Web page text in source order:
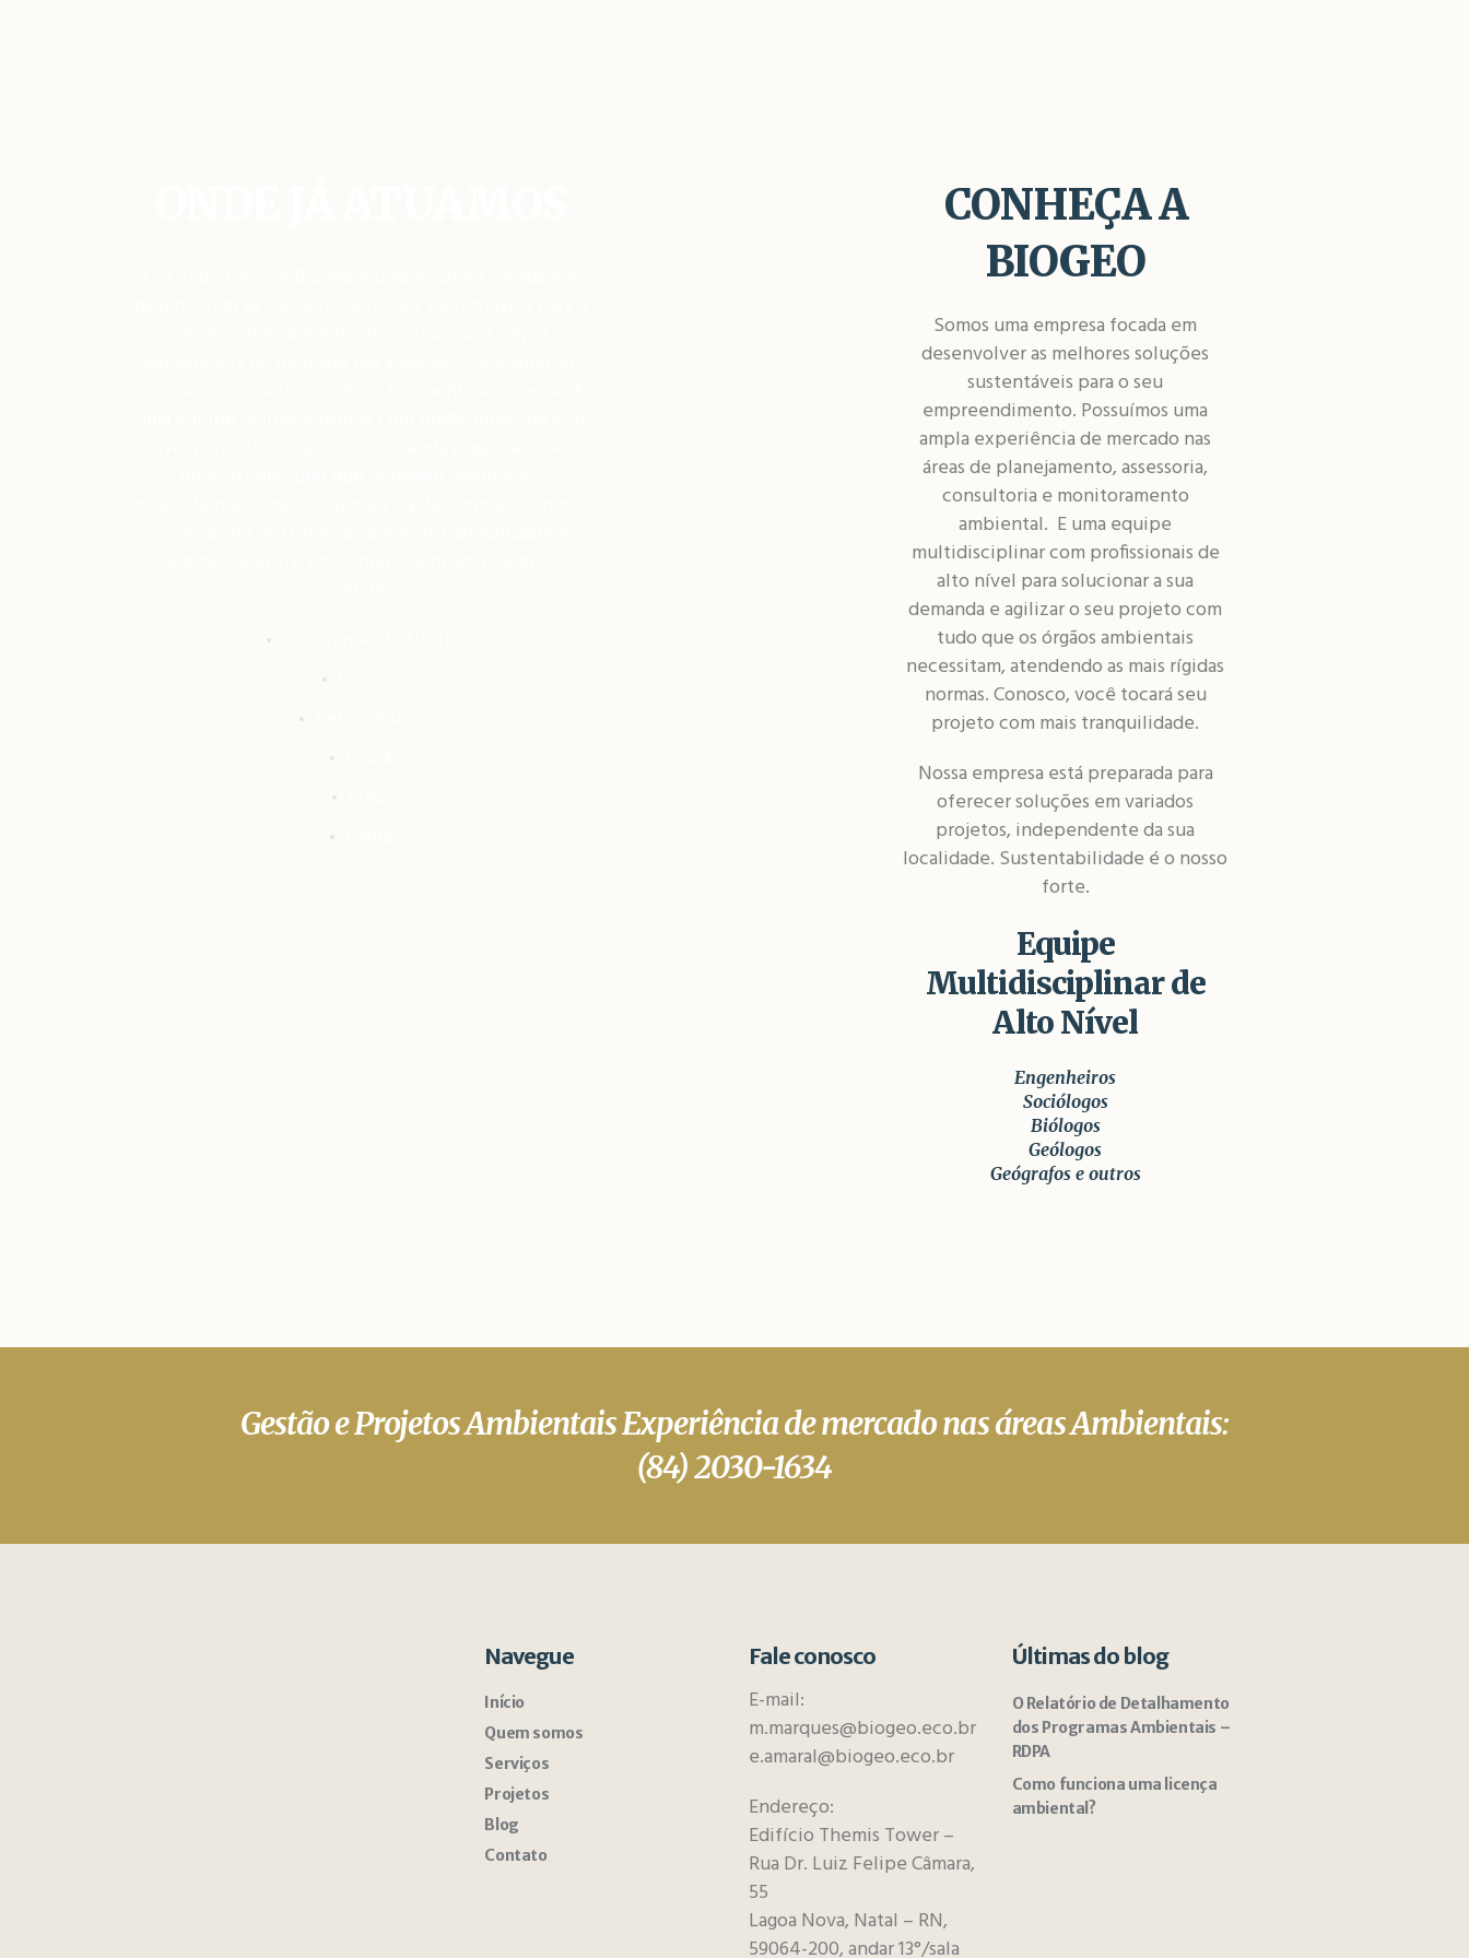
CONHEÇA A
BIOGEO
Somos uma empresa focada em
desenvolver as melhores soluções
sustentáveis para o seu
empreendimento. Possuímos uma
ampla experiência de mercado nas
áreas de planejamento, assessoria,
consultoria e monitoramento
ambiental. E uma equipe
multidisciplinar com profissionais de
alto nível para solucionar a sua
demanda e agilizar o seu projeto com
tudo que os órgãos ambientais
necessitam, atendendo as mais rígidas
normas. Conosco, você tocará seu
projeto com mais tranquilidade.
Nossa empresa está preparada para
oferecer soluções em variados
projetos, independente da sua
localidade. Sustentabilidade é o nosso
forte.
Equipe
Multidisciplinar de
Alto Nível
Engenheiros
Sociólogos
Biólogos
Geólogos
Geógrafos e outros
Gestão e Projetos Ambientais Experiência de mercado nas áreas Ambientais:
(84) 2030-1634
Navegue
Início
Quem somos
Serviços
Projetos
Blog
Contato
Fale conosco
E-mail:
m.marques@biogeo.eco.br
e.amaral@biogeo.eco.br
Endereço:
Edifício Themis Tower –
Rua Dr. Luiz Felipe Câmara,
55
Lagoa Nova, Natal – RN,
59064-200, andar 13°/sala
Últimas do blog
O Relatório de Detalhamento
dos Programas Ambientais –
RDPA
Como funciona uma licença
ambiental?